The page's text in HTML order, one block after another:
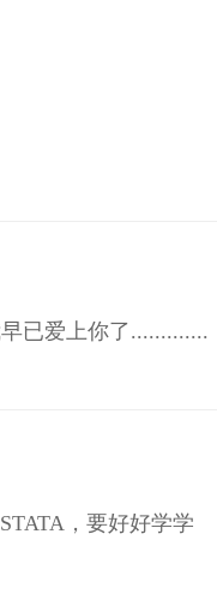
已爱上你了.............
，要好好学学